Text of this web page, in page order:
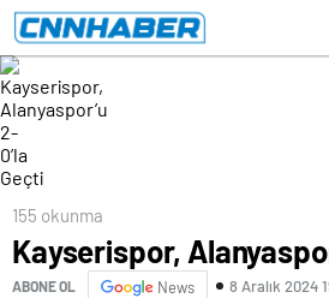
155 okunma
Kayserispor,
ABONE OL News 8 Aralık 2024